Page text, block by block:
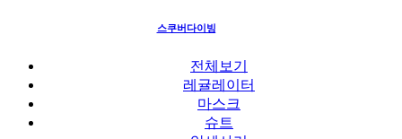
스쿠버다이빙
전체보기
레귤레이터
마스크
슈트